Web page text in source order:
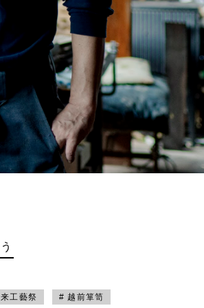
工藝祭 # 越前箪笥